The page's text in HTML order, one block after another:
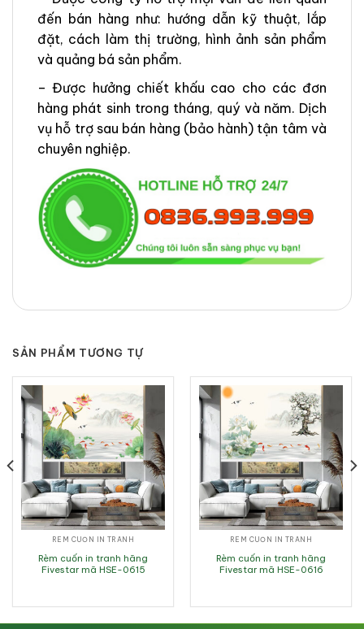
đến bán hàng như: hướng dẫn kỹ thuật, lắp
đặt, cách làm thị trường, hình ảnh sản phẩm
và quảng bá sản phẩm.
– Được hưởng chiết khấu cao cho các đơn
hàng phát sinh trong tháng, quý và năm. Dịch
vụ hỗ trợ sau bán hàng (bảo hành) tận tâm và
chuyên nghiệp.
SẢN PHẨM TƯƠNG TỰ
RÈM CUỐN IN TRANH
Rèm cuốn in tranh hãng
Fivestar mã HSE-0615
RÈM CUỐN IN TRANH
Rèm cuốn in tranh hãng
Fivestar mã HSE-0616